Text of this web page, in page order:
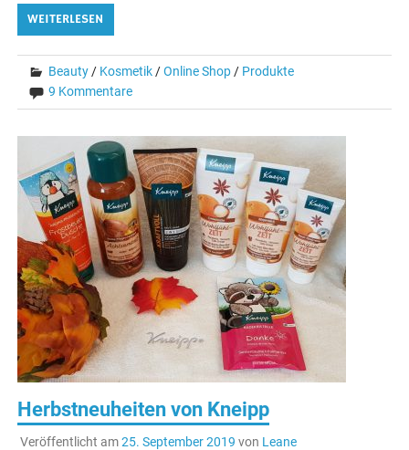
WEITERLESEN
Beauty / Kosmetik /Online Shop / Produkte
9 Kommentare
Herbstneuheiten von Kneipp
Veröffentlicht am25. September 2019 von Leane